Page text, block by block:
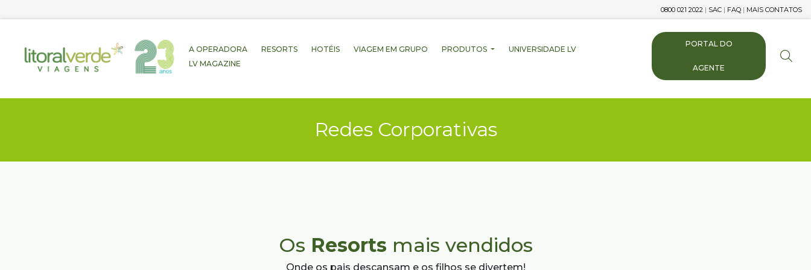
0800 021 2022 | SAC | FAQ | MAIS CONTATOS
A OPERADORA RESORTS HOTÉIS VIAGEM EM GRUPO PRODUTOS
UNIVERSIDADE LV
LV MAGAZINE
PORTAL DO
AGENTE
Redes Corporativas
Os Resorts mais vendidos
Onde os pais descansam e os filhos se divertem!